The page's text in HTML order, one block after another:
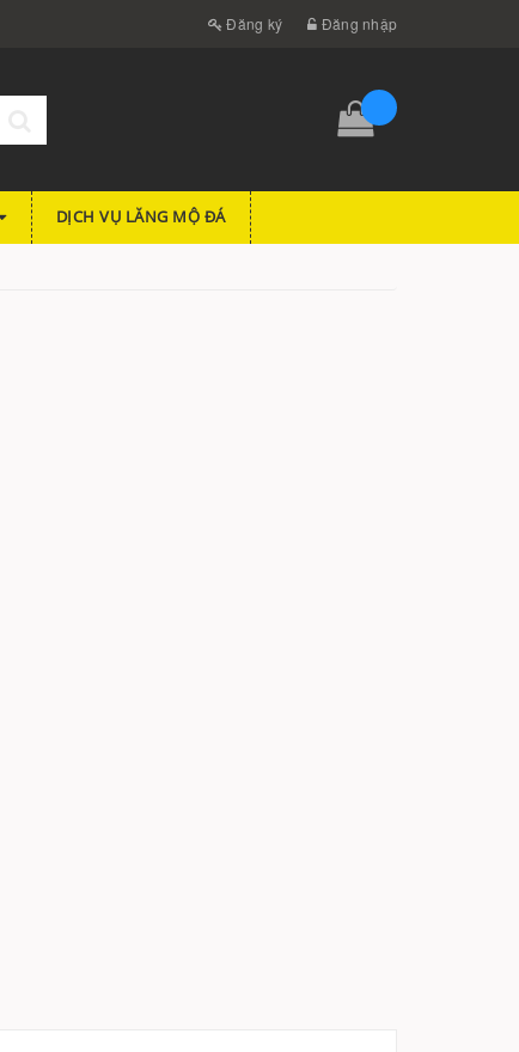
Đăng ký Đăng nhập
DỊCH VỤ LĂNG MỘ ĐÁ